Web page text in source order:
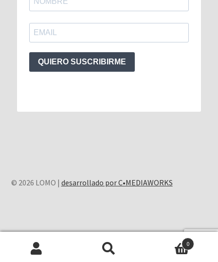
QUIERO SUSCRIBIRME
© 2026 LOMO | desarrollado por C•MEDIAWORKS
0